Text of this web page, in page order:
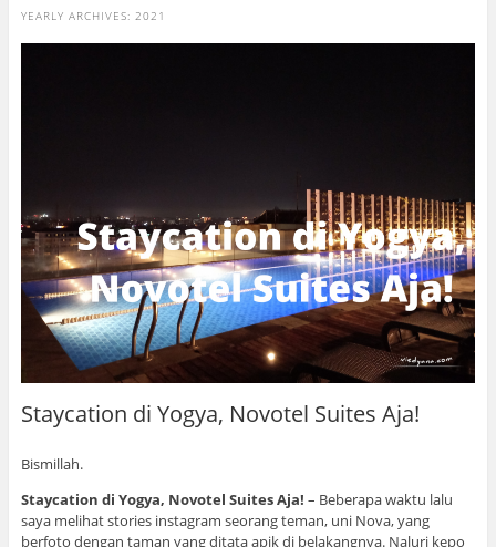
YEARLY ARCHIVES: 2021
Staycation di Yogya, Novotel Suites Aja!
Bismillah.
Staycation di Yogya, Novotel Suites Aja! – Beberapa waktu lalu
saya melihat stories instagram seorang teman, uni Nova, yang
berfoto dengan taman yang ditata apik di belakangnya. Naluri kepo